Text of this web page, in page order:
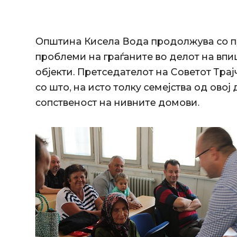
Oпштина Кисела Вода продолжува со
проблеми на граѓаните во делот на
објекти. Претседателот на Советот
со што, на исто толку семејства од
сопственост на нивните домови.